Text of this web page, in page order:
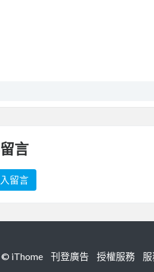
言
留言
© iThome 刊登廣告 授權服務